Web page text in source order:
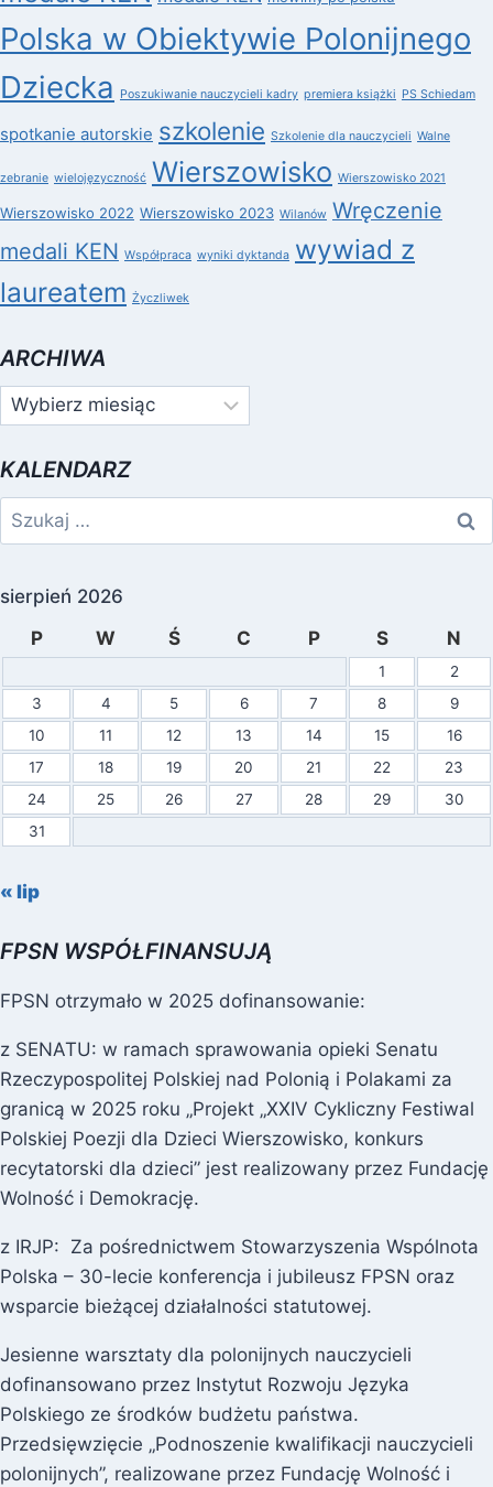
Polska w Obiektywie Polonijnego
Dziecka
Poszukiwanie nauczycieli kadry premiera książki PS Schiedam
spotkanie autorskie szkolenie Szkolenie dla nauczycieli Walne
zebranie wielojęzyczność Wierszowisko Wierszowisko 2021
Wierszowisko 2022 Wierszowisko 2023 Wilanów Wręczenie
medali KEN Współpraca wyniki dyktanda wywiad z
laureatem Życzliwek
ARCHIWA
Archiwa
KALENDARZ
Szukaj:
sierpień 2026
P
W Ś C P S N
1
2
3
4 5 6 7 8
9
10
11 12 13 14 15
16
17
18 19 20 21 22
23
24
25 26 27 28 29
30
31
« lip
FPSN WSPÓŁFINANSUJĄ
FPSN otrzymało w 2025 dofinansowanie:
z SENATU: w ramach sprawowania opieki Senatu
Rzeczypospolitej Polskiej nad Polonią i Polakami za
granicą w 2025 roku „Projekt „XXIV Cykliczny Festiwal
Polskiej Poezji dla Dzieci Wierszowisko, konkurs
recytatorski dla dzieci” jest realizowany przez Fundację
Wolność i Demokrację.
z IRJP: Za pośrednictwem Stowarzyszenia Wspólnota
Polska – 30-lecie konferencja i jubileusz FPSN oraz
wsparcie bieżącej działalności statutowej.
Jesienne warsztaty dla polonijnych nauczycieli
dofinansowano przez Instytut Rozwoju Języka
Polskiego ze środków budżetu państwa.
Przedsięwzięcie „Podnoszenie kwalifikacji nauczycieli
polonijnych”, realizowane przez Fundację Wolność i